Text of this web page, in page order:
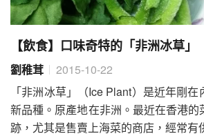
【飲食】口味奇特的「非洲冰草」
劉稚茸
2015-10-22
「非洲冰草」（Ice Plant）是近年剛
新品種。原產地在非洲。最近在香港
跡，尤其是售賣上海菜的商店，經常有